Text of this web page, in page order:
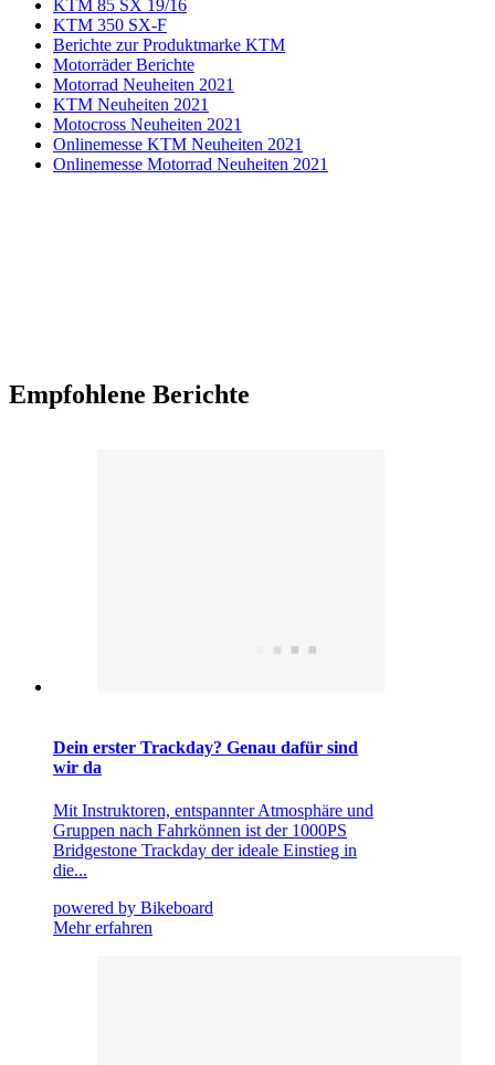
KTM 85 SX 19/16
KTM 350 SX-F
Berichte zur Produktmarke KTM
Motorräder Berichte
Motorrad Neuheiten 2021
KTM Neuheiten 2021
Motocross Neuheiten 2021
Onlinemesse KTM Neuheiten 2021
Onlinemesse Motorrad Neuheiten 2021
Empfohlene Berichte
Dein erster Trackday? Genau dafür sind
wir da
Mit Instruktoren, entspannter Atmosphäre und
Gruppen nach Fahrkönnen ist der 1000PS
Bridgestone Trackday der ideale Einstieg in
die...
powered by Bikeboard
Mehr erfahren